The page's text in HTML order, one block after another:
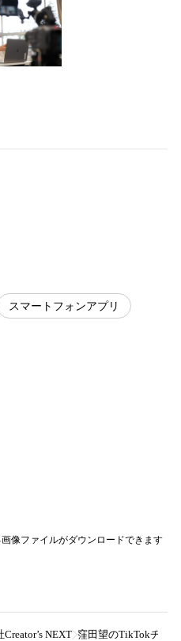
スマートフォンアプリ
像ファイルがダウンロードできます
NEXT 窪田望のTikTokチャ